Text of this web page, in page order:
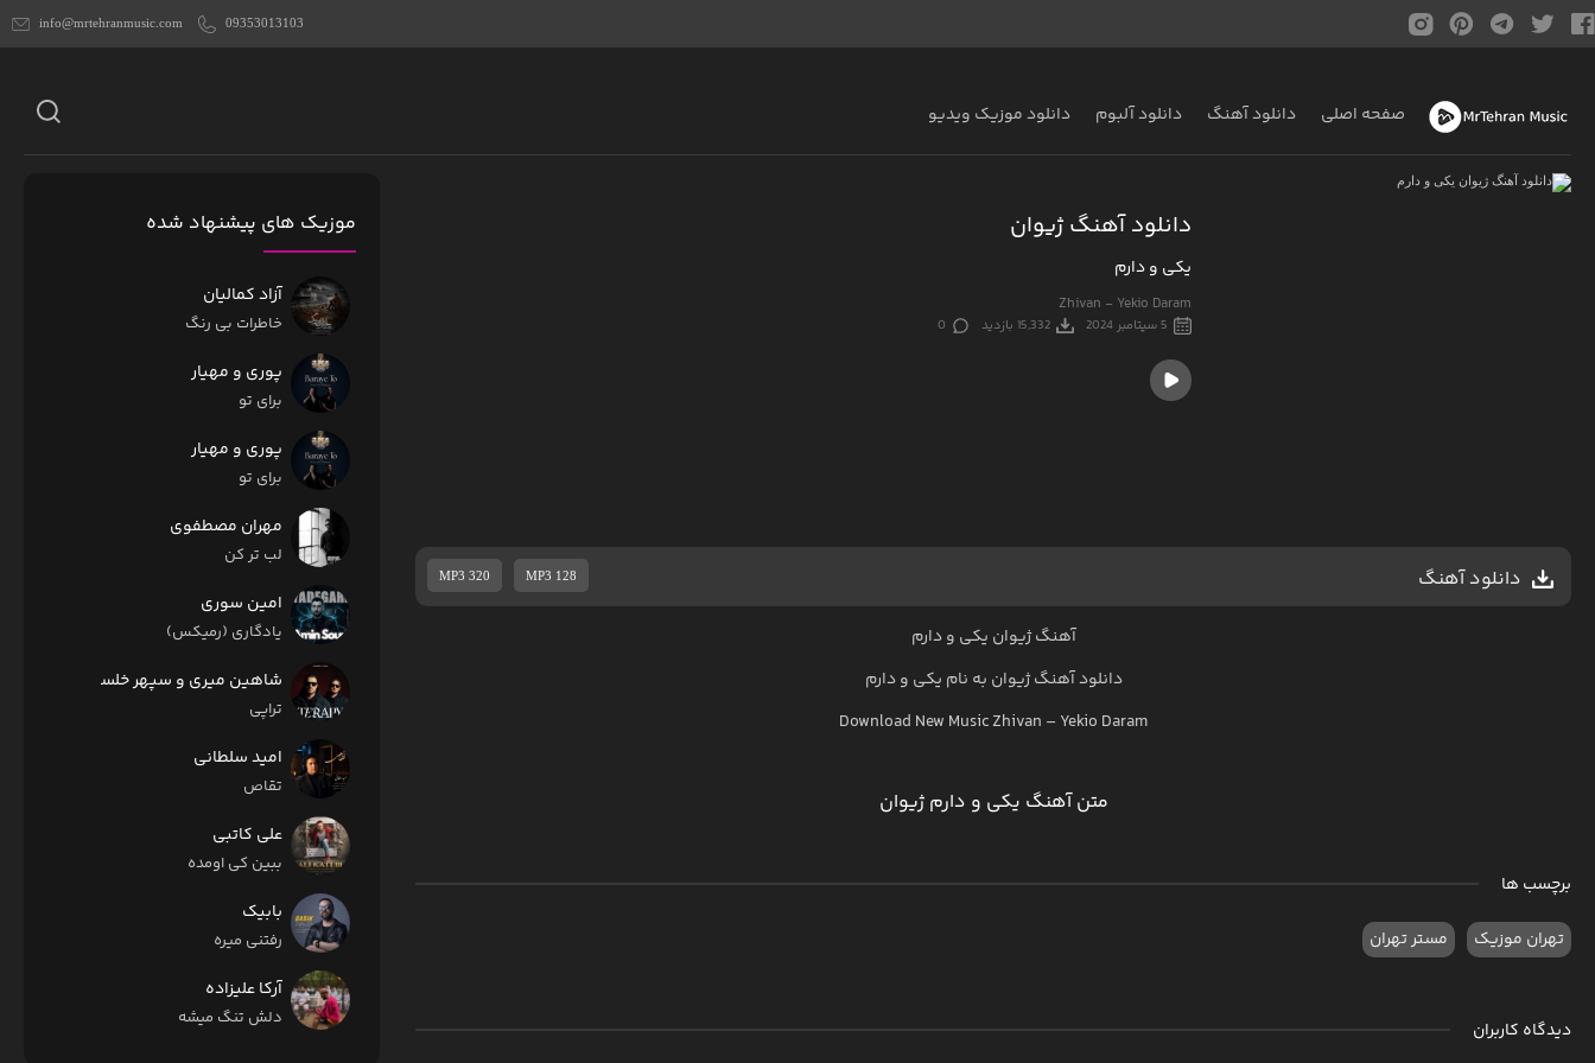
info@mrtehranmusic.com 09353013103
صفحه اصلی دانلود آهنگ دانلود آلبوم دانلود موزیک ویدیو
دانلود آهنگ ژیوان
یکی و دارم
Zhivan - Yekio Daram
5 سپتامبر 2024 15,332 بازدید 0
دانلود آهنگ MP3 320 MP3 128
آهنگ ژیوان یکی و دارم
دانلود آهنگ ژیوان به نام یکی و دارم
Download New MusicZhivan – Yekio Daram
متن آهنگ یکی و دارم ژیوان
برچسب ها
تهران موزیک مستر تهران
دیدگاه کاربران
موزیک های پیشنهاد شده
آزاد کمالیان
خاطرات بی رنگ
پوری و مهیار
برای تو
پوری و مهیار
برای تو
مهران مصطفوی
لب تر کن
امین سوری
یادگاری (رمیکس)
شاهین میری و سپهر خلسه
تراپی
امید سلطانی
تقاص
علی کاتبی
ببین کی اومده
بابیک
رفتنی میره
آرکا علیزاده
دلش تنگ میشه